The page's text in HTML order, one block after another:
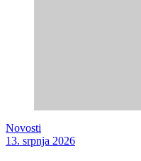
Novosti
13. srpnja 2026